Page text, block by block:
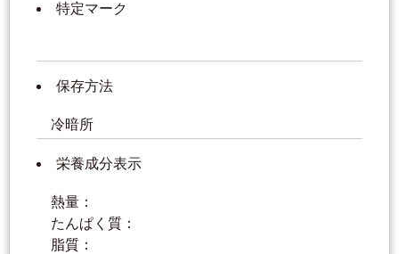
特定マーク
保存方法
冷暗所
栄養成分表示
熱量：
たんぱく質：
脂質：